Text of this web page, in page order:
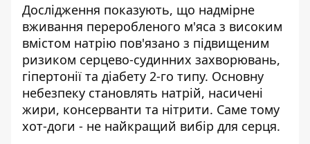
Дослідження показують, що надмірне
вживання переробленого м'яса з високим
вмістом натрію пов'язано з підвищеним
ризиком серцево-судинних захворювань,
гіпертонії та діабету 2-го типу. Основну
небезпеку становлять натрій, насичені
жири, консерванти та нітрити. Саме тому
хот-доги - не найкращий вибір для серця.